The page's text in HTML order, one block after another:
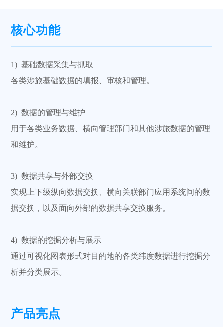
核心功能
1) 基础数据采集与抓取
各类涉旅基础数据的填报、审核和管理。
2) 数据的管理与维护
用于各类业务数据、横向管理部门和其他涉旅数据的管理
和维护。
3) 数据共享与外部交换
实现上下级纵向数据交换、横向关联部门应用系统间的数
据交换，以及面向外部的数据共享交换服务。
4) 数据的挖掘分析与展示
通过可视化图表形式对目的地的各类纬度数据进行挖掘分
析并分类展示。
产品亮点